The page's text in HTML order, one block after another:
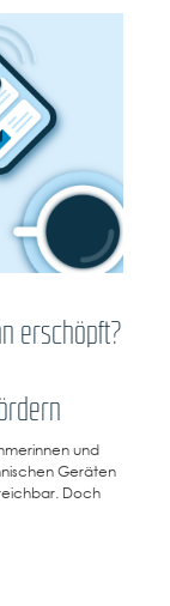
erschöpft?
und
Geräten
Doch